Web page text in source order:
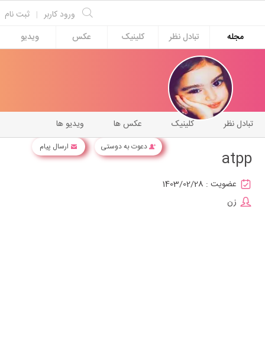
ثبت نام | ورود کاربر
مجله
تبادل نظر کلینیک عکس ویدیو
دعوت به دوستی ارسال پیام
ویدیو ها عکس ها کلینیک تبادل نظر
atpp
عضویت : 1403/02/28
زن